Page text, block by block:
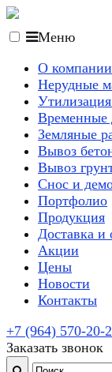
Меню
О компании
Нерудные
Временные
Земляные
Вывоз
Вывоз
Снос и
Портфолио
Продукция
Доставка и
Акции
Цены
Новости
Контакты
+7 (964) 570-20-
Заказать звонок